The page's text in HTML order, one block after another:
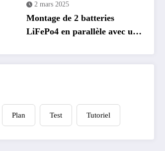
2 mars 2025
Montage de 2 batteries
LiFePo4 en parallèle avec un
Plan Test Tutoriel